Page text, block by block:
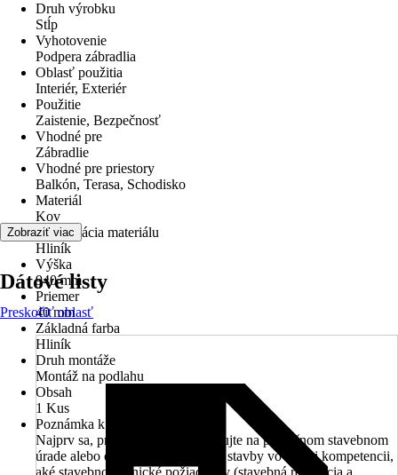
Druh výrobku
Stĺp
Vyhotovenie
Podpera zábradlia
Oblasť použitia
Interiér, Exteriér
Použitie
Zaistenie, Bezpečnosť
Vhodné pre
Zábradlie
Vhodné pre priestory
Balkón, Terasa, Schodisko
Materiál
Kov
Špecifikácia materiálu
Hliník
Výška
940 mm
Priemer
40 mm
Základná farba
Hliník
Druh montáže
Montáž na podlahu
Obsah
1 Kus
Poznámka k miestu inštalácie
Najprv sa, prosím, vopred informujte na príslušnom stavebnom
úrade alebo obci, ktorá má miesto stavby vo svojej kompetencii,
aké stavebnotechnické požiadavky (stavebná realizácia a
Zobraziť viac
Dátové listy
Preskočiť oblasť